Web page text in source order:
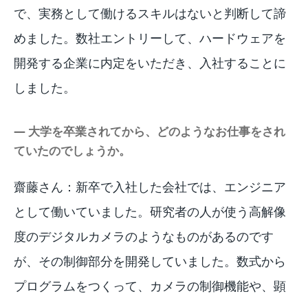
で、実務として働けるスキルはないと判断して諦
めました。数社エントリーして、ハードウェアを
開発する企業に内定をいただき、入社することに
しました。
― 大学を卒業されてから、どのようなお仕事をされ
ていたのでしょうか。
齋藤さん：新卒で入社した会社では、エンジニア
として働いていました。研究者の人が使う高解像
度のデジタルカメラのようなものがあるのです
が、その制御部分を開発していました。数式から
プログラムをつくって、カメラの制御機能や、顕